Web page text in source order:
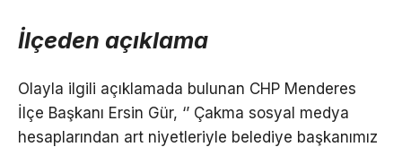
İlçeden açıklama
Olayla ilgili açıklamada bulunan CHP Menderes
İlçe Başkanı Ersin Gür, ‘’ Çakma sosyal medya
hesaplarından art niyetleriyle belediye başkanımız